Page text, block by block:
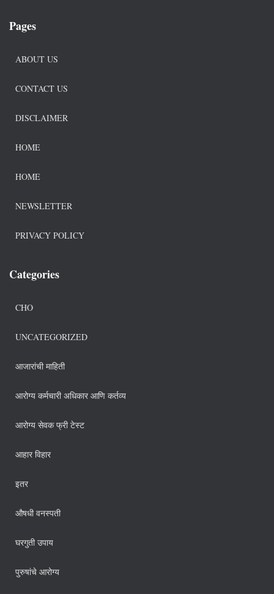
Pages
ABOUT US
CONTACT US
DISCLAIMER
HOME
HOME
NEWSLETTER
PRIVACY POLICY
Categories
CHO
UNCATEGORIZED
आजारांची माहिती
आरोग्य कर्मचारी अधिकार आणि कर्तव्य
आरोग्य सेवक फ्री टेस्ट
आहार विहार
इतर
औषधी वनस्पती
घरगुती उपाय
पुरुषांचे आरोग्य